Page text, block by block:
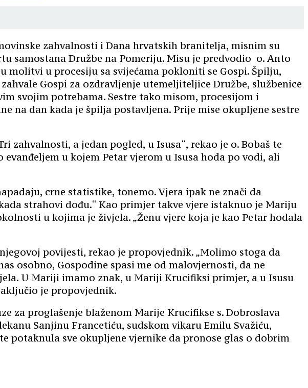
zahvalnosti i Dana hrvatskih branitelja, misnim su
samostana Družbe na Pomeriju. Misu je predvodio o. Anto
molitvi u procesiju sa svijećama pokloniti se Gospi. Špilju,
Gospi za ozdravljenje utemeljiteljice Družbe, službenice
svojim potrebama. Sestre tako misom, procesijom i
na dan kada je špilja postavljena. Prije mise okupljene sestre
a jedan pogled, u Isusa“, rekao je o. Bobaš te
u kojem Petar vjerom u Isusa hoda po vodi, ali
crne statistike, tonemo. Vjera ipak ne znači da
strahovi dođu.“ Kao primjer takve vjere istaknuo je Mariju
u kojima je živjela. „Ženu vjere koja je kao Petar hodala
povijesti, rekao je propovjednik. „Molimo stoga da
osobno, Gospodine spasi me od malovjernosti, da ne
U Mariji imamo znak, u Mariji Krucifiksi primjer, a u Isusu
je propovjednik.
za proglašenje blaženom Marije Krucifikse s. Dobroslava
Sanjinu Francetiću, sudskom vikaru Emilu Svažiću,
potaknula sve okupljene vjernike da pronose glas o dobrim